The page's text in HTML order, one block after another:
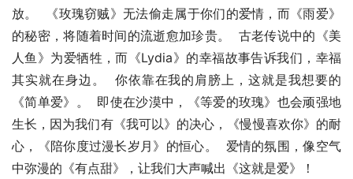
放。  《玫瑰窃贼》无法偷走属于你们的爱情，而《雨爱》
的秘密，将随着时间的流逝愈加珍贵。  古老传说中的《美
人鱼》为爱牺牲，而《Lydia》的幸福故事告诉我们，幸福
其实就在身边。  你依靠在我的肩膀上，这就是我想要的
《简单爱》。  即使在沙漠中，《等爱的玫瑰》也会顽强地
生长，因为我们有《我可以》的决心，《慢慢喜欢你》的耐
心，《陪你度过漫长岁月》的恒心。  爱情的氛围，像空气
中弥漫的《有点甜》，让我们大声喊出《这就是爱》！